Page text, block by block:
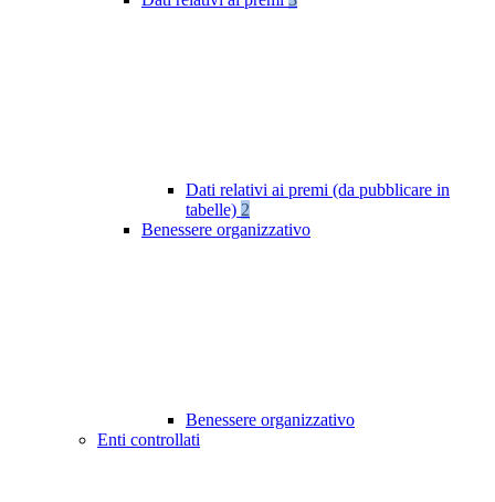
Dati relativi ai premi (da pubblicare in
tabelle) 2
Benessere organizzativo
Benessere organizzativo
Enti controllati